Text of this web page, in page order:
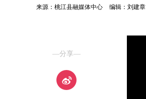
来源：桃江县融媒体中心 编辑：刘建章
—分享—